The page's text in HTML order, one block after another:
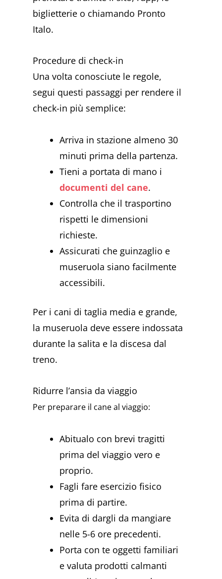
biglietterie o chiamando Pronto
Italo.
Procedure di check-in
Una volta conosciute le regole,
segui questi passaggi per rendere il
check-in più semplice:
Arriva in stazione almeno 30
minuti prima della partenza.
Tieni a portata di mano i
documenti del cane.
Controlla che il trasportino
rispetti le dimensioni
richieste.
Assicurati che guinzaglio e
museruola siano facilmente
accessibili.
Per i cani di taglia media e grande,
la museruola deve essere indossata
durante la salita e la discesa dal
treno.
Ridurre l’ansia da viaggio
Per preparare il cane al viaggio:
Abitualo con brevi tragitti
prima del viaggio vero e
proprio.
Fagli fare esercizio fisico
prima di partire.
Evita di dargli da mangiare
nelle 5-6 ore precedenti.
Porta con te oggetti familiari
e valuta prodotti calmanti